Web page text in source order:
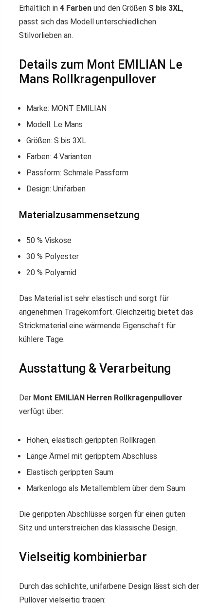
Erhältlich in 4 Farben und den Größen S bis 3XL,
passt sich das Modell unterschiedlichen
Stilvorlieben an.
Details zum Mont EMILIAN Le
Mans Rollkragenpullover
Marke: MONT EMILIAN
Modell: Le Mans
Größen: S bis 3XL
Farben: 4 Varianten
Passform: Schmale Passform
Design: Unifarben
Materialzusammensetzung
50 % Viskose
30 % Polyester
20 % Polyamid
Das Material ist sehr elastisch und sorgt für
angenehmen Tragekomfort. Gleichzeitig bietet das
Strickmaterial eine wärmende Eigenschaft für
kühlere Tage.
Ausstattung & Verarbeitung
Der Mont EMILIAN Herren Rollkragenpullover
verfügt über:
Hohen, elastisch gerippten Rollkragen
Lange Ärmel mit geripptem Abschluss
Elastisch gerippten Saum
Markenlogo als Metallemblem über dem Saum
Die gerippten Abschlüsse sorgen für einen guten
Sitz und unterstreichen das klassische Design.
Vielseitig kombinierbar
Durch das schlichte, unifarbene Design lässt sich der
Pullover vielseitig tragen: